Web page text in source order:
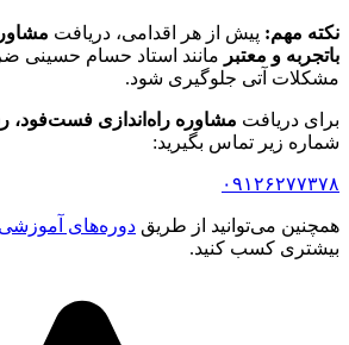
نکته مهم: پیش از هر اقدامی، دریافت
باتجربه و معتبر مانند استاد حسام حسینی
مشکلات آتی جلوگیری شود.
برای دریافت مشاوره راه‌اندازی فست‌فود،
شماره زیر تماس بگیرید:
۰۹۱۲۶۲۷۷۳۷۸
همچنین می‌توانید از طریق دوره‌های
بیشتری کسب کنید.